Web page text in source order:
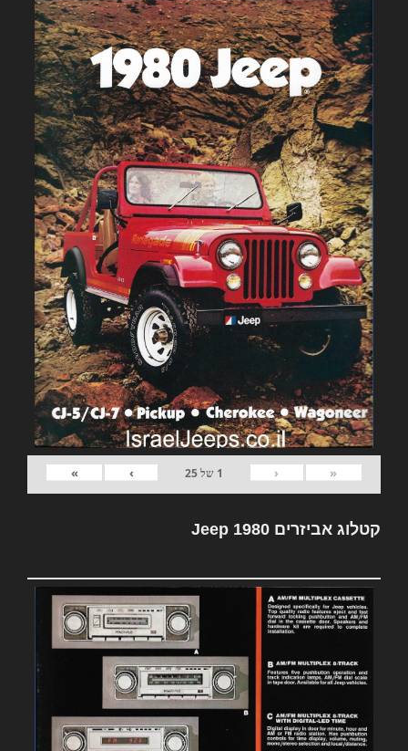
«
‹
1 של25
›
»
קטלוג אביזרים Jeep 1980